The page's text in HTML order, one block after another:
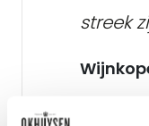
streek